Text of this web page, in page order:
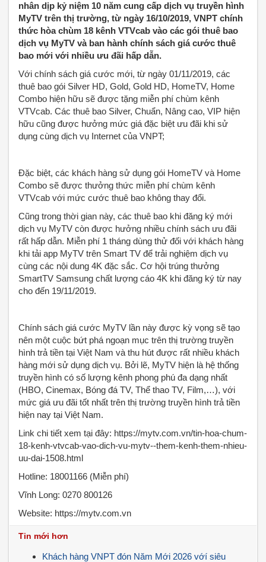
nhân dịp kỷ niệm 10 năm cung cấp dịch vụ truyền hình
MyTV trên thị trường, từ ngày 16/10/2019, VNPT chính
thức hòa chùm 18 kênh VTVcab vào các gói thuê bao
dịch vụ MyTV và ban hành chính sách giá cước thuê
bao mới với nhiều ưu đãi hấp dẫn.
Với chính sách giá cước mới, từ ngày 01/11/2019, các
thuê bao gói Silver HD, Gold, Gold HD, HomeTV, Home
Combo hiện hữu sẽ được tặng miễn phí chùm kênh
VTVcab. Các thuê bao Silver, Chuẩn, Nâng cao, VIP hiện
hữu cũng được hưởng mức giá đặc biệt ưu đãi khi sử
dụng cùng dịch vụ Internet của VNPT;
Đặc biệt, các khách hàng sử dụng gói HomeTV và Home
Combo sẽ được thưởng thức miễn phí chùm kênh
VTVcab với mức cước thuê bao không thay đổi.
Cũng trong thời gian này, các thuê bao khi đăng ký mới
dịch vụ MyTV còn được hưởng nhiều chính sách ưu đãi
rất hấp dẫn. Miễn phí 1 tháng dùng thử đối với khách hàng
khi tải app MyTV trên Smart TV để trải nghiệm dịch vụ
cùng các nội dung 4K đặc sắc. Cơ hội trúng thưởng
SmartTV Samsung chất lượng cáo 4K khi đăng ký từ nay
cho đến 19/11/2019.
Chính sách giá cước MyTV lần này được kỳ vọng sẽ tạo
nên một cuộc bứt phá ngoạn mục trên thị trường truyền
hình trả tiền tại Việt Nam và thu hút được rất nhiều khách
hàng mới sử dụng dịch vụ. Bởi lẽ, MyTV hiện là hệ thống
truyền hình có số lượng kênh phong phú đa dạng nhất
(HBO, Cinemax, Bóng đá TV, Thể thao TV, Film,…), với
mức giá ưu đãi tốt nhất trên thị trường truyền hình trả tiền
hiện nay tại Việt Nam.
Link chi tiết xem tại đây: https://mytv.com.vn/tin-hoa-chum-
18-kenh-vtvcab-vao-dich-vu-mytv--them-kenh-them-nhieu-
uu-dai-1508.html
Hotline: 18001166 (Miễn phí)
Vĩnh Long: 0270 800126
Website: https://mytv.com.vn
Tin mới hơn
Khách hàng VNPT đón Năm Mới 2026 vớí siêu